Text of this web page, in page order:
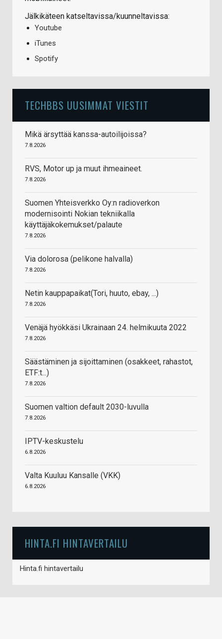
Jälkikäteen katseltavissa/kuunneltavissa:
Youtube
iTunes
Spotify
TECHBBS UUSIMMAT VIESTIT
Mikä ärsyttää kanssa-autoilijoissa?
7.8.2026
RVS, Motor up ja muut ihmeaineet.
7.8.2026
Suomen Yhteisverkko Oy:n radioverkon
modernisointi Nokian tekniikalla
käyttäjäkokemukset/palaute
7.8.2026
Via dolorosa (pelikone halvalla)
7.8.2026
Netin kauppapaikat(Tori, huuto, ebay, ...)
7.8.2026
Venäjä hyökkäsi Ukrainaan 24. helmikuuta 2022
7.8.2026
Säästäminen ja sijoittaminen (osakkeet, rahastot,
ETF:t...)
7.8.2026
Suomen valtion default 2030-luvulla
7.8.2026
IPTV-keskustelu
6.8.2026
Valta Kuuluu Kansalle (VKK)
6.8.2026
HINTA.FI HINTAVERTAILU
Hinta.fi hintavertailu